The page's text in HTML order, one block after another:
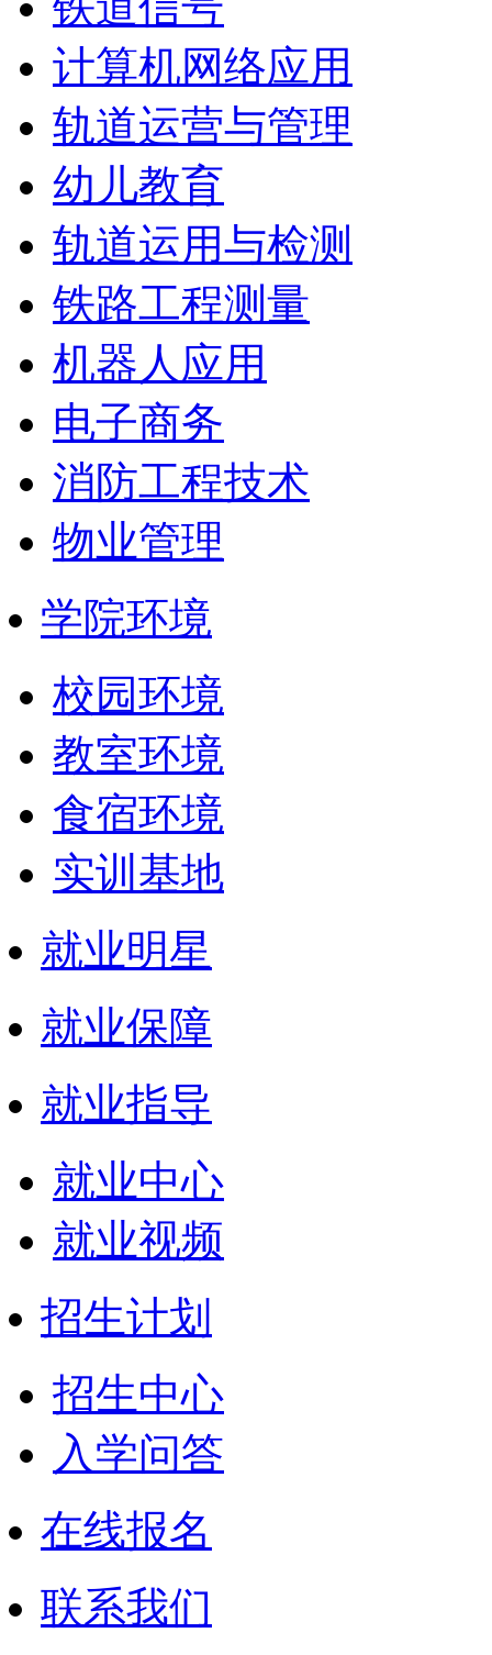
计算机网络应用
轨道运营与管理
幼儿教育
轨道运用与检测
铁路工程测量
机器人应用
电子商务
消防工程技术
物业管理
学院环境
校园环境
教室环境
食宿环境
实训基地
就业明星
就业保障
就业指导
就业中心
就业视频
招生计划
招生中心
入学问答
在线报名
联系我们